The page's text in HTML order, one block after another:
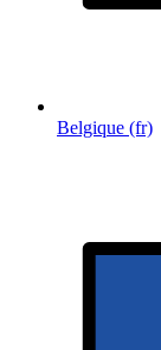
Belgique (fr)